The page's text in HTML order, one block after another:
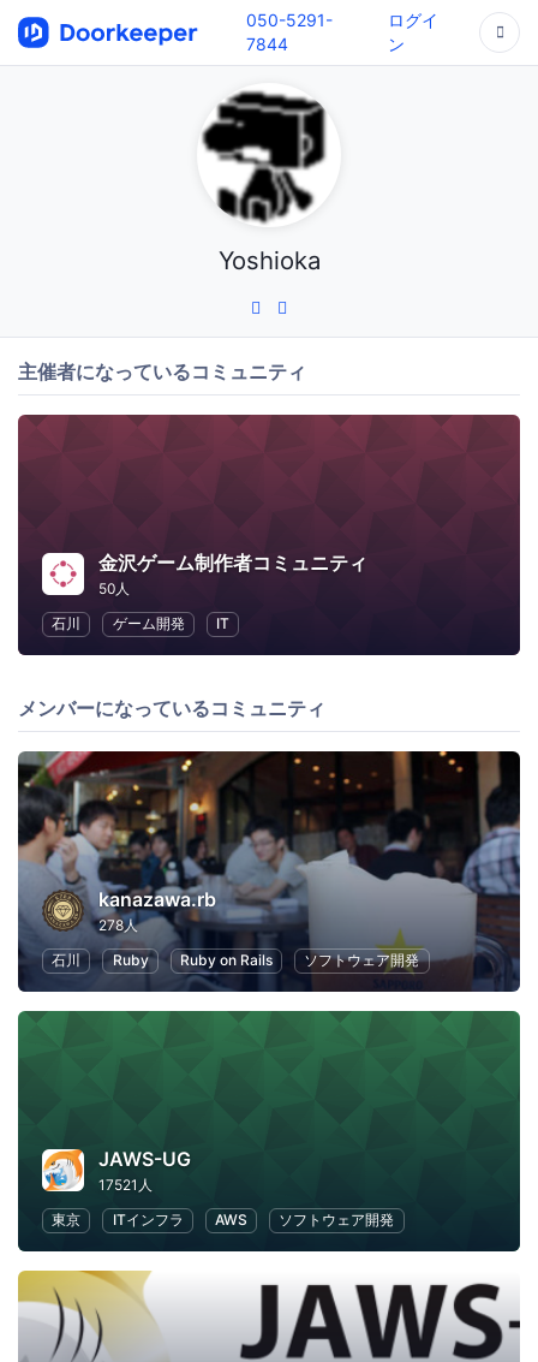
050-5291-
7844
ログイ
ン
Yoshioka
主催者になっているコミュニティ
金沢ゲーム制作者コミュニティ
50人
石川
ゲーム開発 IT
メンバーになっているコミュニティ
kanazawa.rb
278人
石川
Ruby Ruby on Rails ソフトウェア開発
JAWS-UG
17521人
東京
ITインフラ AWS ソフトウェア開発